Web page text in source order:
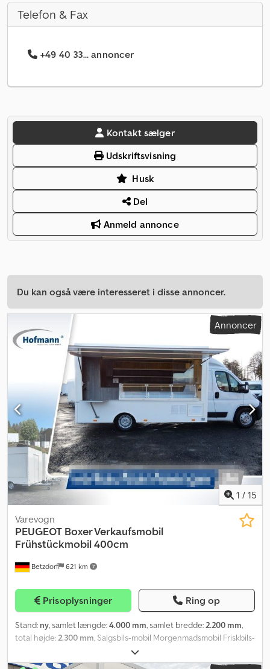
Telefon & Fax
+49 40 33... annoncer
Kontakt sælger
Udskriftsvisning
Husk
Del
Anmeld annonce
Du kan også være interesseret i disse annoncer.
Annoncer
1 / 15
Betzdorf 621 km
Varevogn
PEUGEOT Boxer Verkaufsmobil
Frühstückmobil 400cm
Prisoplysninger Ring op
Stand: ny, samlet længde:4.000 mm, samlet bredde:2.200 mm,
total højde:2.300 mm, Salgsbils-mobil Morgenmadsmobil Friskbils-
mobil – Selvbetjent Det viste objekt er et eksempel på vores
arbejde, og er allerede leveret til kunden. Som opbygger af